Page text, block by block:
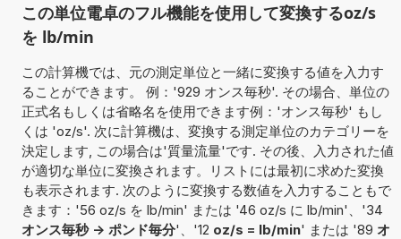
この単位電卓のフル機能を使用して変換するoz/s
を lb/min
この計算機では、元の測定単位と一緒に変換する値を入力す
ることができます。 例：'929 オンス毎秒'. その場合、単位の
正式名もしくは省略名を使用できます例：'オンス毎秒' もし
くは 'oz/s'. 次に計算機は、変換する測定単位のカテゴリーを
決定します, この場合は'質量流量'です. その後、入力された値
が適切な単位に変換されます。リストには最初に求めた変換
も表示されます. 次のように変換する数値を入力することもで
きます：'56 oz/s を lb/min' または '46 oz/s に lb/min'、'34
オンス毎秒 -> ポンド毎分'、'12 oz/s = lb/min' または '89 オ